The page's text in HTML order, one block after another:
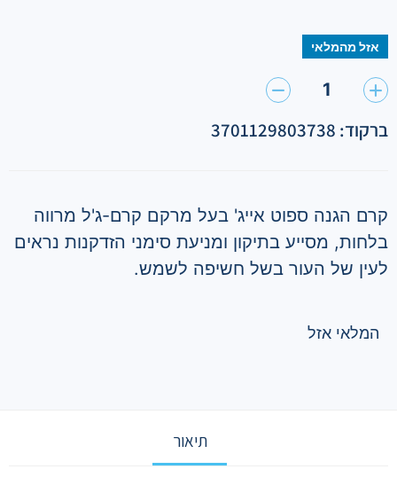
אזל מהמלאי
1
ברקוד: 3701129803738
קרם הגנה ספוט אייג' בעל מרקם קרם-ג'ל מרווה
בלחות, מסייע בתיקון ומניעת סימני הזדקנות נראים
לעין של העור בשל חשיפה לשמש.
המלאי אזל
תיאור